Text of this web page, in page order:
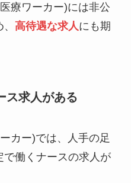
療ワーカー)には非公
高待遇な求人 にも期
ス求人がある
カー)では、人手の足
で働くナースの求人が